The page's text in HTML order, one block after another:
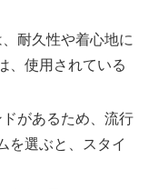
耐久性や着心地に
、使用されている
があるため、流行
を選ぶと、スタイ